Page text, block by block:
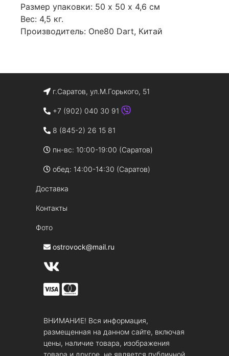
Размер упаковки: 50 х 50 х 4,6 см
Вес: 4,5 кг.
Производитель: One80 Dart, Китай
г.Саратов, ул.М.Горького, 51
+7 (902) 040 30 91
8 (845-2) 26 15 81
пн-вс: 10:00-19:00 (Саратов)
обед: 14:00-14:30 (Саратов)
Доставка
Контакты
Фото
ostrovock@mail.ru
ВНИМАНИЕ! Вся информация,
размещенная на данном сайте, включая
цены, наличие товара, изображения
товара и другое, не является публичной